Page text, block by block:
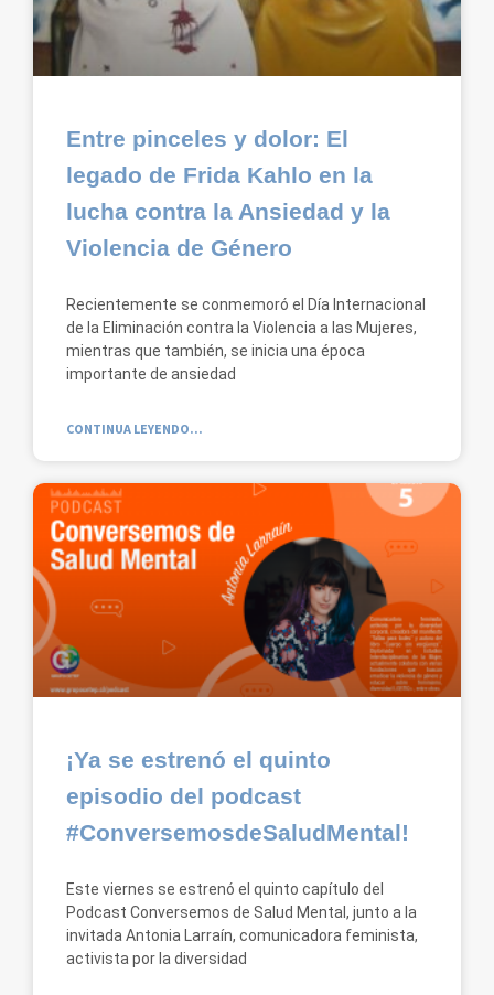
Entre pinceles y dolor: El
legado de Frida Kahlo en la
lucha contra la Ansiedad y la
Violencia de Género
Recientemente se conmemoró el Día Internacional
de la Eliminación contra la Violencia a las Mujeres,
mientras que también, se inicia una época
importante de ansiedad
CONTINUA LEYENDO...
¡Ya se estrenó el quinto
episodio del podcast
#ConversemosdeSaludMental!
Este viernes se estrenó el quinto capítulo del
Podcast Conversemos de Salud Mental, junto a la
invitada Antonia Larraín, comunicadora feminista,
activista por la diversidad